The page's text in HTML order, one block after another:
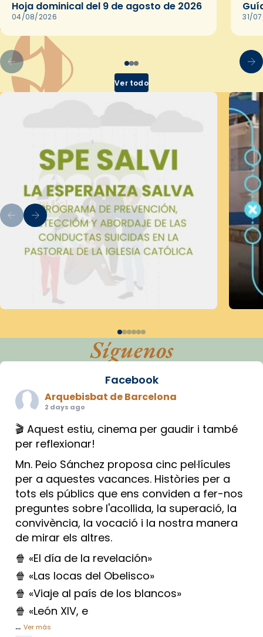
Hoja dominical del 9 de agosto de 2026
04/08/2026 31/
Ver todo
Síguenos
Facebook
Arquebisbat de Barcelona
2 days ago
🎬 Aquest estiu, cinema per gaudir i també
per reflexionar!
Mn. Peio Sánchez proposa cinc pel·lícules
per a aquestes vacances. Històries per a
tots els públics que ens conviden a fer-nos
preguntes sobre l'acollida, la superació, la
convivència, la vocació i la nostra manera
de mirar els altres.
🍿 «El día de la revelación»
🍿 «Las locas del Obelisco»
🍿 «Viaje al país de los blancos»
🍿 «León XIV, e
... Ver más